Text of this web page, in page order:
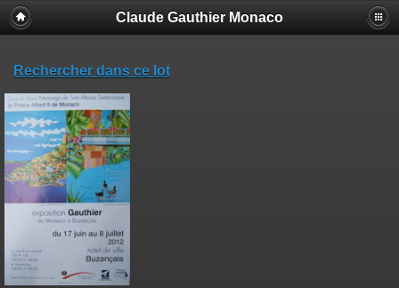
Claude Gauthier Monaco
Rechercher dans ce lot